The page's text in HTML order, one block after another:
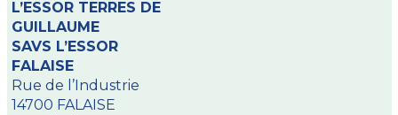
L’ESSOR TERRES DE
GUILLAUME
SAVS L’ESSOR
FALAISE
Rue de l’Industrie
14700 FALAISE